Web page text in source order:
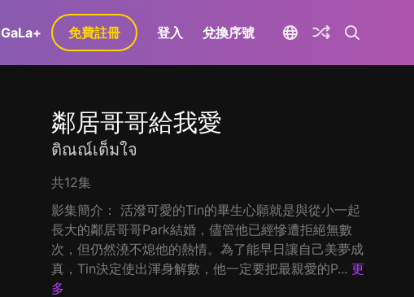
GaLa+ 免費註冊 登入 兌換序號
鄰居哥哥給我愛
ติณณ์เต็มใจ
共12集
影集簡介： 活潑可愛的Tin的畢生心願就是與從小一起
長大的鄰居哥哥Park結婚，儘管他已經慘遭拒絕無數
次，但仍然澆不熄他的熱情。為了能早日讓自己美夢成
真，Tin決定使出渾身解數，他一定要把最親愛的P... 更
多